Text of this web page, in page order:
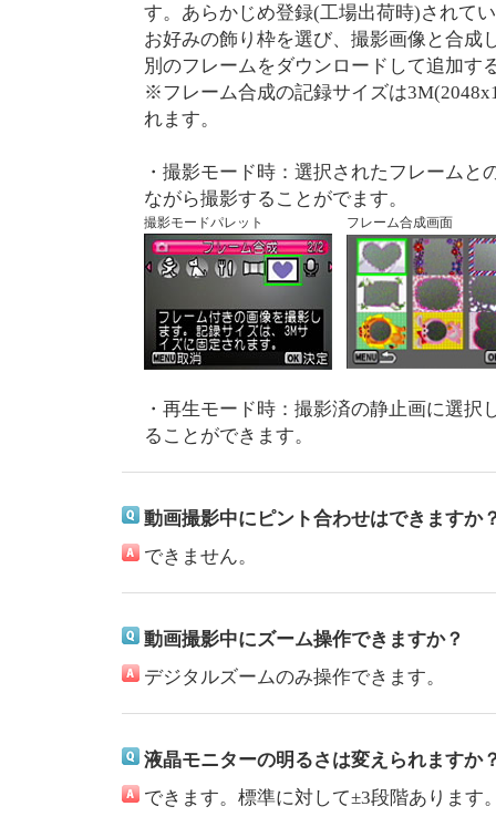
す。あらかじめ登録(工場出荷時)されて
お好みの飾り枠を選び、撮影画像と合成
別のフレームをダウンロードして追加す
※フレーム合成の記録サイズは
れます。
・撮影モード時：選択されたフレームと
ながら撮影することがでます。
撮影モードパレット フレーム合成画面
・再生モード時：撮影済の静止画に選択
ることができます。
動画撮影中にピント合わせはできますか
できません。
動画撮影中にズーム操作できますか？
デジタルズームのみ操作できます。
液晶モニターの明るさは変えられますか
できます。標準に対して±3段階あります